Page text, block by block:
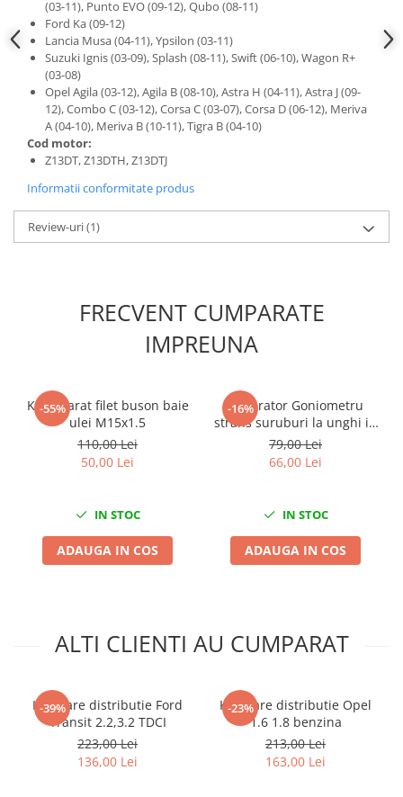
Slefuitoare electrice
Scule fixare distributie
Alfa romeo
Audi
Chevrolet
Chrysler
Citroen
Dacia
Fiat
Mercedes
Mini
Rover
Saab
Universale
Volvo
Scule pentru tinichigerie
Scule Pneumatice
(03-11), Punto EVO (09-12), Qubo (08-11)
Ford Ka (09-12)
Lancia Musa (04-11), Ypsilon (03-11)
Suzuki Ignis (03-09), Splash (08-11), Swift (06-10), Wagon R+
(03-08)
Opel Agila (03-12), Agila B (08-10), Astra H (04-11), Astra J (09-
12), Combo C (03-12), Corsa C (03-07), Corsa D (06-12), Meriva
A (04-10), Meriva B (10-11), Tigra B (04-10)
Cod motor:
Z13DT, Z13DTH, Z13DTJ
Informatii conformitate produs
Review-uri(1)
FRECVENT CUMPARATE
IMPREUNA
-55%
Kit reparat filet buson baie
ulei M15x1.5
110,00 Lei
50,00 Lei
IN STOC
ADAUGA IN COS
-16%
Calibrator Goniometru
strans suruburi la unghi in
grade cu suport magnetic
79,00 Lei
66,00 Lei
IN STOC
ADAUGA IN COS
ALTI CLIENTI AU CUMPARAT
-39%
Kit fixare distributie Ford
Transit 2.2,3.2 TDCI
223,00 Lei
136,00 Lei
-23%
Kit fixare distributie Opel
1.6 1.8 benzina
213,00 Lei
163,00 Lei